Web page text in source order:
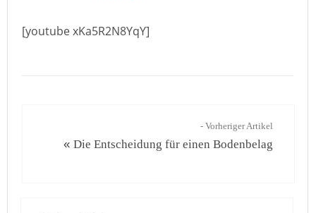
[youtube xKa5R2N8YqY]
- Vorheriger Artikel
«Die Entscheidung für einen Bodenbelag